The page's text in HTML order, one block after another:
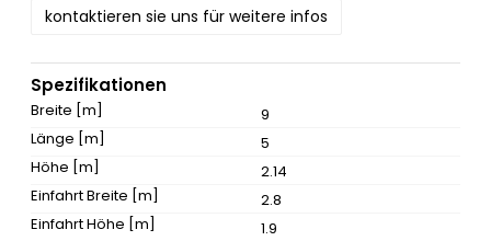
kontaktieren sie uns für weitere infos
Spezifikationen
Breite [m]
9
Länge [m]
5
Höhe [m]
2.14
Einfahrt Breite [m]
2.8
Einfahrt Höhe [m]
1.9